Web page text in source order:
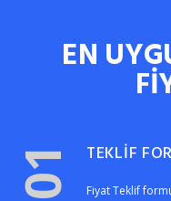
EN
01 TEKLİF
Fiyat Teklif